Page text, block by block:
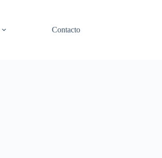
Contacto